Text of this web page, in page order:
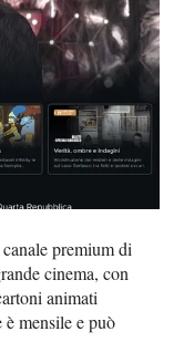
premium di
cinema, con
animati
mensile e può